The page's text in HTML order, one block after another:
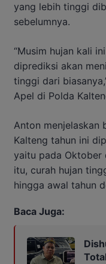
yang lebih tinggi
sebelumnya.
“Musim hujan kali
diprediksi akan
tinggi dari
Apel di Polda
Anton menjelaskan
Kalteng tahun ini
yaitu pada Oktober
itu, curah hujan
hingga awal tahun
Baca Juga: